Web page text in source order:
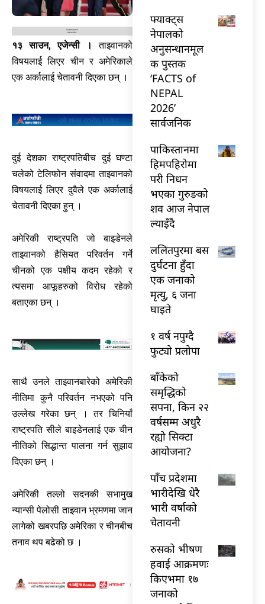
१३ साउन, एजेन्सी ।
ताइवानको
विषयलाई लिएर चीन र अमेरिकाले
एक अर्कालाई चेतावनी दिएका छन् ।
दुई देशका राष्ट्रपतिबीच दुई घण्टा
चलेको टेलिफोन संवादमा ताइवानको
विषयलाई लिएर दुवैले एक अर्कालाई
चेतावनी दिएका हुन् ।
अमेरिकी राष्ट्रपति जो बाइडेनले
ताइवानको हैसियत परिवर्तन गर्ने
चीनको एक पक्षीय कदम रहेको र
त्यसमा आफूहरुको विरोध रहेको
बताएका छन् ।
साथै उनले ताइवानबारेको अमेरिकी
नीतिमा कुनै परिवर्तन नभएको पनि
उल्लेख गरेका छन् । तर चिनियाँ
राष्ट्रपति सीले बाइडेनलाई एक चीन
नीतिको सिद्धान्त पालना गर्न सुझाव
दिएका छन् ।
अमेरिकी तल्लो सदनकी सभामुख
न्यान्सी पेलोसी ताइवान भ्रमणमा जान
लागेको खबरपछि अमेरिका र चीनबीच
तनाव थप बढेको छ ।
फ्याक्ट्स
नेपालको
अनुसन्धानमूल
क पुस्तक
‘FACTS of
NEPAL
2026’
सार्वजनिक
पाकिस्तानमा
हिमपहिरोमा
परी निधन
भएका गुरुङको
शव आज नेपाल
ल्याइँदै
ललितपुरमा बस
दुर्घटना हुँदा
एक जनाको
मृत्यु, ६ जना
घाइते
१ वर्ष नपुग्दै
फुट्यो प्रलोपा
बाँकेको
समृद्धिको
सपना, किन २२
वर्षसम्म अधुरै
रह्यो सिक्टा
आयोजना?
पाँच प्रदेशमा
भारीदेखि धेरै
भारी वर्षाको
चेतावनी
रुसको भीषण
हवाई आक्रमणः
किएभमा १७
जनाको